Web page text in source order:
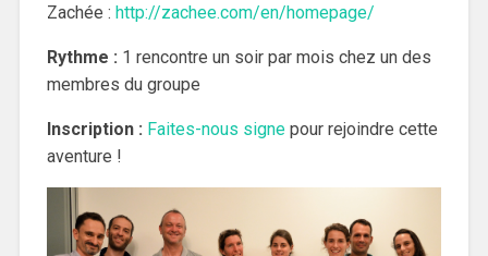
Zachée : http://zachee.com/en/homepage/
Rythme : 1 rencontre un soir par mois chez un des
membres du groupe
Inscription : Faites-nous signepour rejoindre cette
aventure !